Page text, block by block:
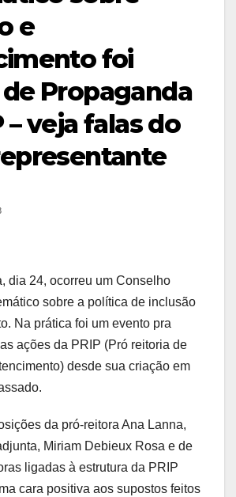
e
foi
Propaganda
– veja falas do
dia 24, ocorreu um Conselho
sobre a política de inclusão
Na prática foi um evento pra
ações da PRIP (Pró reitoria de
desde sua criação em
da pró-reitora Ana Lanna,
Miriam Debieux Rosa e de
ligadas à estrutura da PRIP
cara positiva aos supostos feitos